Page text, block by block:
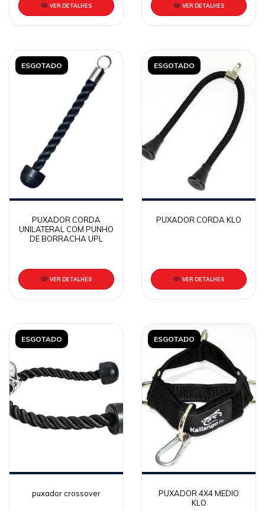
VER DETALHES VER DETALHES
ESGOTADO
PUXADOR CORDA
UNILATERAL COM PUNHO
DE BORRACHA UPL
VER DETALHES
ESGOTADO
PUXADOR CORDA KLO
VER DETALHES
ESGOTADO
puxador crossover
ESGOTADO
PUXADOR 4X4 MEDIO
KLO